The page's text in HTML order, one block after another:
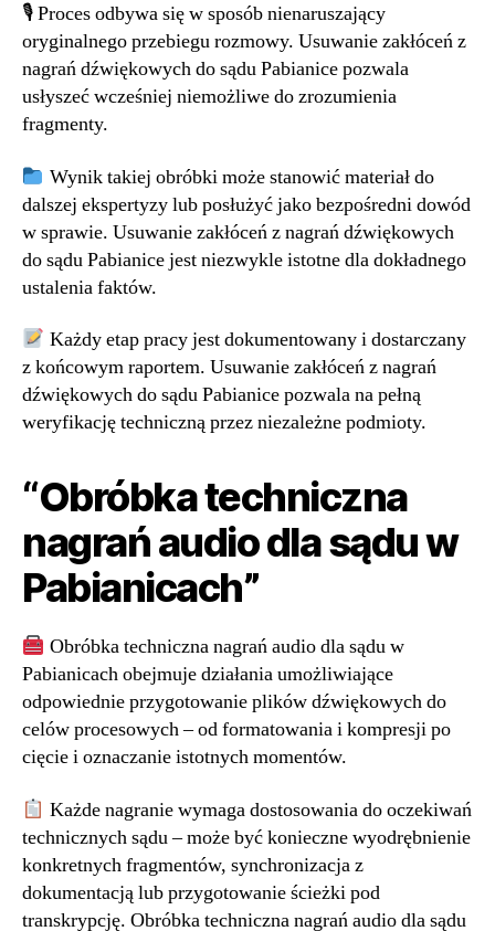
🎙 Proces odbywa się w sposób nienaruszający
oryginalnego przebiegu rozmowy. Usuwanie zakłóceń z
nagrań dźwiękowych do sądu Pabianice pozwala
usłyszeć wcześniej niemożliwe do zrozumienia
fragmenty.
Wynik takiej obróbki może stanowić materiał do
dalszej ekspertyzy lub posłużyć jako bezpośredni dowód
w sprawie. Usuwanie zakłóceń z nagrań dźwiękowych
do sądu Pabianice jest niezwykle istotne dla dokładnego
ustalenia faktów.
Każdy etap pracy jest dokumentowany i dostarczany
z końcowym raportem. Usuwanie zakłóceń z nagrań
dźwiękowych do sądu Pabianice pozwala na pełną
weryfikację techniczną przez niezależne podmioty.
“Obróbka techniczna
nagrań audio dla sądu w
Pabianicach”
Obróbka techniczna nagrań audio dla sądu w
Pabianicach obejmuje działania umożliwiające
odpowiednie przygotowanie plików dźwiękowych do
celów procesowych – od formatowania i kompresji po
cięcie i oznaczanie istotnych momentów.
Każde nagranie wymaga dostosowania do oczekiwań
technicznych sądu – może być konieczne wyodrębnienie
konkretnych fragmentów, synchronizacja z
dokumentacją lub przygotowanie ścieżki pod
transkrypcję. Obróbka techniczna nagrań audio dla sądu